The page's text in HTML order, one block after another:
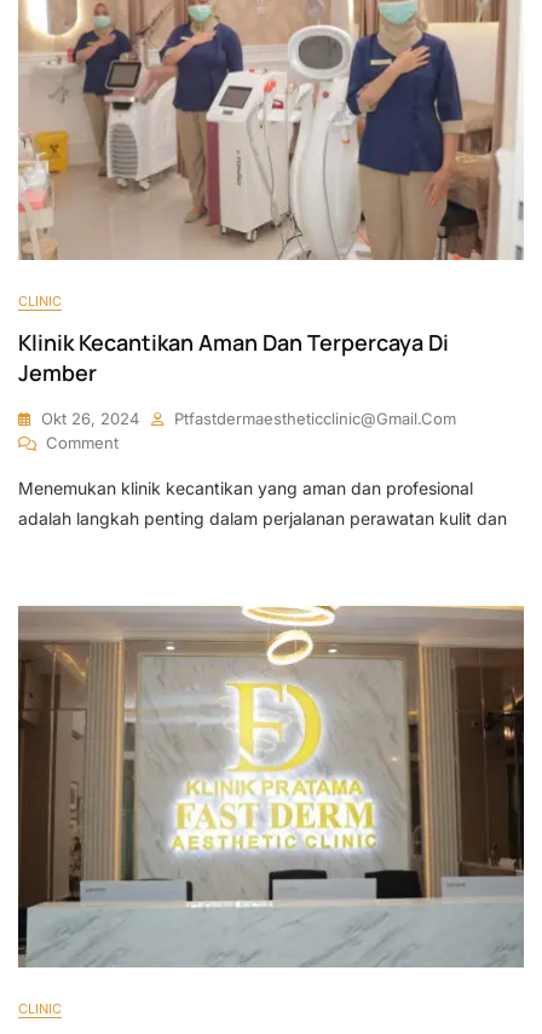
CLINIC
Klinik Kecantikan Aman Dan Terpercaya Di
Jember
Okt 26, 2024
Ptfastdermaestheticclinic@gmail.com
CommentOn
Kecantikan
Aman
Jember
Menemukan klinik kecantikan yang aman dan profesional
adalah langkah penting dalam perjalanan perawatan kulit dan
CLINIC